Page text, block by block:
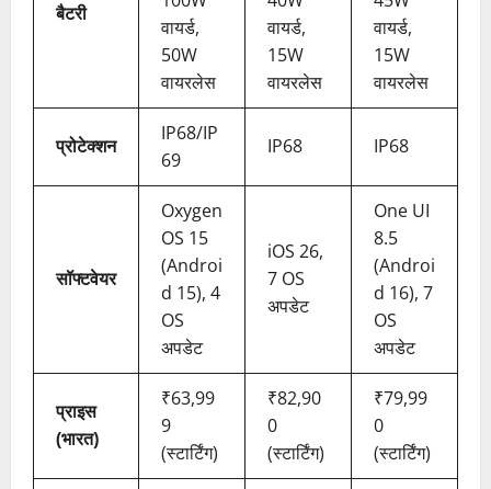
बैटरी
वायर्ड,
50W
वायरलेस
वायर्ड,
15W
वायरलेस
वायर्ड,
15W
वायरलेस
प्रोटेक्शन
IP68/IP
69
IP68 IP68
सॉफ्टवेयर
Oxygen
OS 15
(Androi
d 15), 4
OS
अपडेट
iOS 26,
7 OS
अपडेट
One UI
8.5
(Androi
d 16), 7
OS
अपडेट
प्राइस
(भारत)
₹63,99
9
(स्टार्टिंग)
₹82,90
0
(स्टार्टिंग)
₹79,99
0
(स्टार्टिंग)